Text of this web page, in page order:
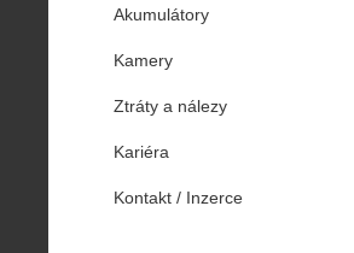
Akumulátory
Kamery
Ztráty a nálezy
Kariéra
Kontakt / Inzerce